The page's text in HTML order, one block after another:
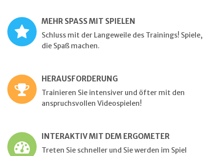
MEHR SPASS MIT SPIELEN
Schluss mit der Langeweile des Trainings! Spiele,
die Spaß machen.
HERAUSFORDERUNG
Trainieren Sie intensiver und öfter mit den
anspruchsvollen Videospielen!
INTERAKTIV MIT DEM ERGOMETER
Treten Sie schneller und Sie werden im Spiel